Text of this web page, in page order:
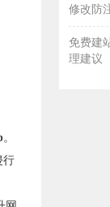
。
行
修改防
免费建
理建议